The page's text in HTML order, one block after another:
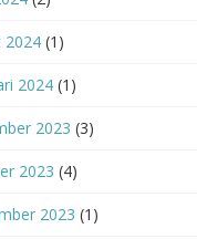
2024 (1)
2024 (1)
2023 (3)
2023 (4)
2023 (1)